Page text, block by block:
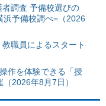
調査 予備校選びの
浜予備校調べ=（2026
職員によるスタート
作を体験できる「授
2026年8月7日）